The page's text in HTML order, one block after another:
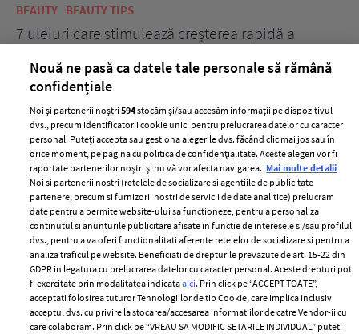
BEAUTY BEAUTY TIPS
7 uleiuri care stimulează creșterea rapidă a
ELLE Style Awards
2024
Despre ELLE
Romania
Contact
Abonamente
Termeni si conditii
Politica de
confidențialitate
Politica de cookies
Publicitate
Nouă ne pasă ca datele tale personale să rămână
confidențiale
Noi și partenerii noștri594stocăm și/sau accesăm informații pe dispozitivul
dvs., precum identificatorii cookie unici pentru prelucrarea datelor cu caracter
personal. Puteți accepta sau gestiona alegerile dvs. făcând clic mai jos sau în
orice moment, pe pagina cu politica de confidențialitate. Aceste alegeri vor fi
raportate partenerilor noștri și nu vă vor afecta navigarea. Mai multe detalii
Noi si partenerii nostri (retelele de socializare si agentiile de publicitate
partenere, precum si furnizorii nostri de servicii de date analitice) prelucram
date pentru a permite website-ului sa functioneze, pentru a personaliza
continutul si anunturile publicitare afisate in functie de interesele si/sau profilul
dvs., pentru a va oferi functionalitati aferente retelelor de socializare si pentru a
analiza traficul pe website. Beneficiati de drepturile prevazute de art. 15-22 din
GDPR in legatura cu prelucrarea datelor cu caracter personal. Aceste drepturi pot
fi exercitate prin modalitatea indicataaici. Prin click pe “ACCEPT TOATE”,
acceptati folosirea tuturor Tehnologiilor de tip Cookie, care implica inclusiv
acceptul dvs. cu privire la stocarea/accesarea informatiilor de catre Vendor-ii cu
care colaboram. Prin click pe “VREAU SA MODIFIC SETARILE INDIVIDUAL” puteti